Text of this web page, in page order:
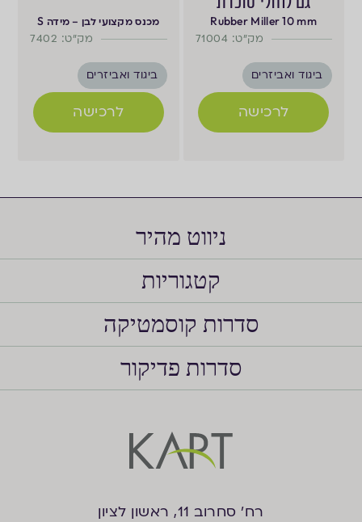
Rubber Miller 10 mm
מק"ט: 71004
ביגוד ואביזרים
לרכישה
מכנס מקצועי לבן – מידה S
מק"ט: 7402
ביגוד ואביזרים
לרכישה
ניווט מהיר
קטגוריות
סדרות קוסמטיקה
סדרות פדיקור
רח’ סחרוב 11, ראשון לציון